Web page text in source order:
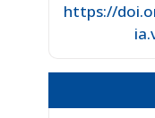
https://